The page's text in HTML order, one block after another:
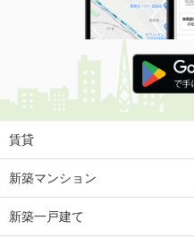
賃貸
新築マンション
新築一戸建て